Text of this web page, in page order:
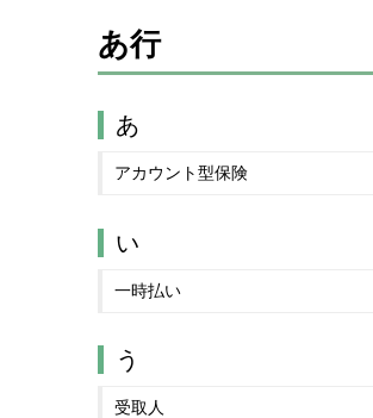
あ行
あ
アカウント型保険
い
一時払い
う
受取人